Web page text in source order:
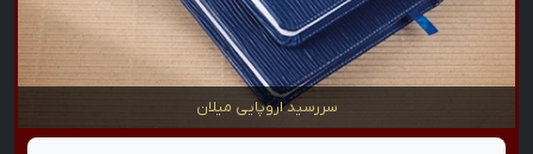
سررسید اروپایی میلان